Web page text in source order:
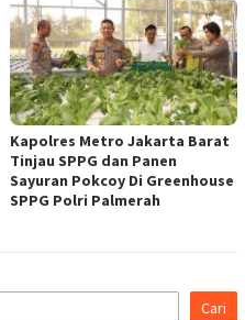
Kapolres Metro Jakarta Barat
Tinjau SPPG dan Panen
Sayuran Pokcoy Di Greenhouse
SPPG Polri Palmerah
Cari